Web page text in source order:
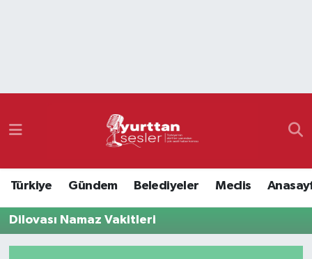
Türkiye Gündem Belediyeler Meclis
Dilovası Namaz Vakitleri
Namaz Vakitleri
Süper Lig Puan Durumu ve Fikstür